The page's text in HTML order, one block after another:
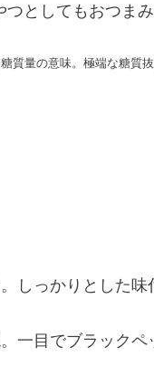
としてもおつま
質量の意味。極端な糖質
しっかりとした
一目でブラック